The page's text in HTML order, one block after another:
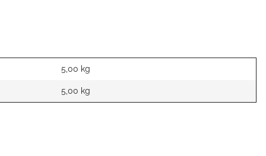
5,00 kg
5,00 kg